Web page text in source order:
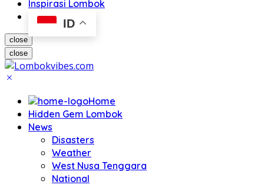
Inspirasi Lombok
ID
close
close
Home
Hidden Gem Lombok
News
Disasters
Weather
West Nusa Tenggara
National